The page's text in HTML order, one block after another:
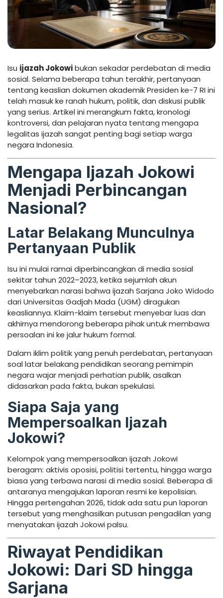
Isu ijazah Jokowibukan sekadar perdebatan di media
sosial. Selama beberapa tahun terakhir, pertanyaan
tentang keaslian dokumen akademik Presiden ke-7 RI ini
telah masuk ke ranah hukum, politik, dan diskusi publik
yang serius. Artikel ini merangkum fakta, kronologi
kontroversi, dan pelajaran nyata tentang mengapa
legalitas ijazah sangat penting bagi setiap warga
negara Indonesia.
Mengapa Ijazah Jokowi
Menjadi Perbincangan
Nasional?
Latar Belakang Munculnya
Pertanyaan Publik
Isu ini mulai ramai diperbincangkan di media sosial
sekitar tahun 2022–2023, ketika sejumlah akun
menyebarkan narasi bahwa ijazah Sarjana Joko Widodo
dari Universitas Gadjah Mada (UGM) diragukan
keasliannya. Klaim-klaim tersebut menyebar luas dan
akhirnya mendorong beberapa pihak untuk membawa
persoalan ini ke jalur hukum formal.
Dalam iklim politik yang penuh perdebatan, pertanyaan
soal latar belakang pendidikan seorang pemimpin
negara wajar menjadi perhatian publik, asalkan
didasarkan pada fakta, bukan spekulasi.
Siapa Saja yang
Mempersoalkan Ijazah
Jokowi?
Kelompok yang mempersoalkan ijazah Jokowi
beragam: aktivis oposisi, politisi tertentu, hingga warga
biasa yang terbawa narasi di media sosial. Beberapa di
antaranya mengajukan laporan resmi ke kepolisian.
Hingga pertengahan 2026, tidak ada satu pun laporan
tersebut yang menghasilkan putusan pengadilan yang
menyatakan ijazah Jokowi palsu.
Riwayat Pendidikan
Jokowi: Dari SD hingga
Sarjana